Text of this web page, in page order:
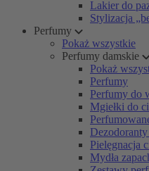
Lakier do
Stylizacja
Perfumy
Pokaż wszystkie
Perfumy damskie
Pokaż
Perfumy
Perfumy do
Mgiełki do
Pielęgnacja
Mydła